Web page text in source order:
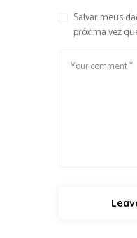
Salvar meus
próxima vez